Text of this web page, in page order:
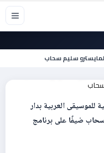
سليم سحاب
للموسيقى العربية بدار
سحاب ضيفًا على برنامج